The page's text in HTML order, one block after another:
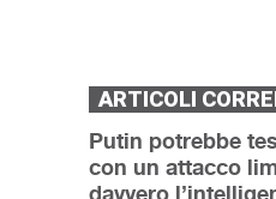
ARTICOLI
Putin potrebbe
con un attacco
davvero